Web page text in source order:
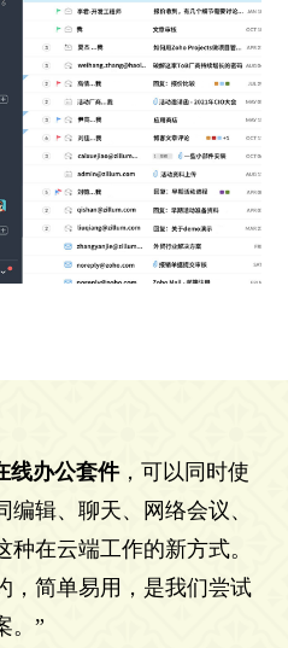
线办公套件，可以同时使
辑、聊天、网络会议、
在云端工作的新方式。
，简单易用，是我们尝试
。”